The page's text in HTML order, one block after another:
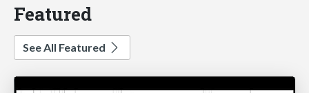
Featured
See All Featured